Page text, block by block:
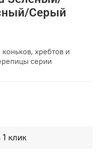
Серый
1 клик
хребтов и
серии